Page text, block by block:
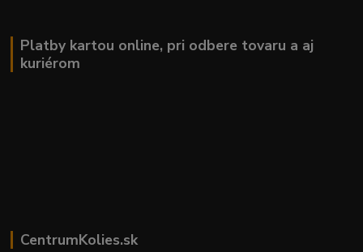
Platby kartou online, pri odbere tovaru a aj
kuriérom
CentrumKolies.sk